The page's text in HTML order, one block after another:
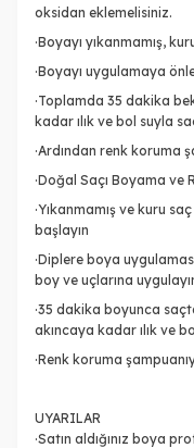
oksidan eklemelisiniz.
·Boyayı yıkanmamış,
·Boyayı uygulamaya
·Toplamda 35 dakika
kadar ılık ve bol suyla
·Ardından renk koruma
·Doğal Saçı Boyama ve
·Yıkanmamış ve kuru
başlayın
·Diplere boya
boy ve uçlarına
·35 dakika boyunca
akıncaya kadar ılık ve
·Renk koruma
UYARILAR
·Satın aldığınız boya